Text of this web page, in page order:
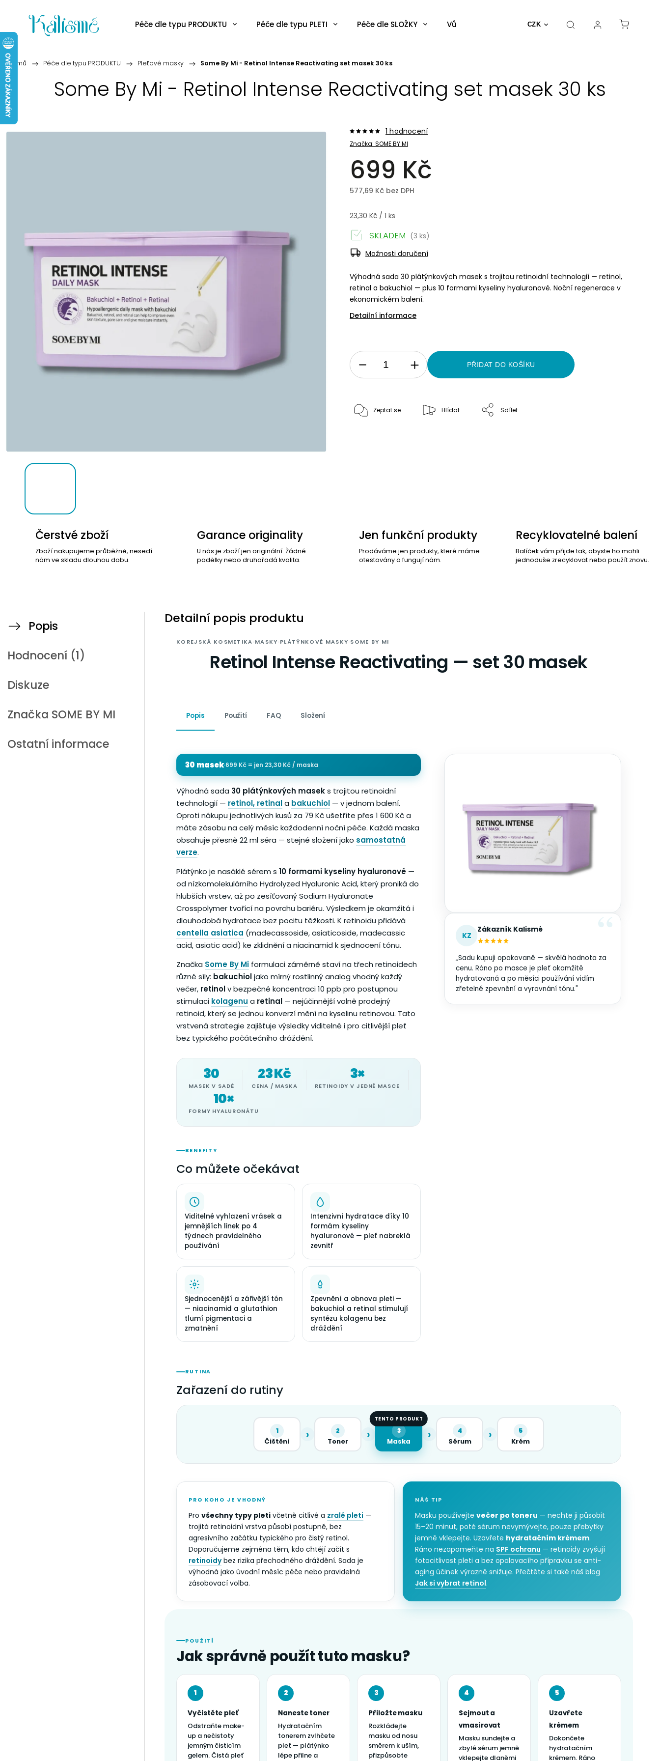
CZK
Péče dle typu PRODUKTU Péče dle typu PLETI Péče dle SLOŽKY Vůně a parfémy Dekorativní kosmetika
Domů / Péče dle typu PRODUKTU / Pleťové masky / Some By Mi - Retinol Intense Reactivating set masek 30 ks
Some By Mi - Retinol Intense Reactivating set masek 30 ks
Značka:SOME BY MI
1 hodnocení
699 Kč
577,69 Kč bez DPH
23,30 Kč / 1 ks
Výhodná sada 30 plátýnkových masek s trojitou retinoidní technologií — retinol,
retinal a bakuchiol — plus 10 formami kyseliny hyaluronové. Noční regenerace v
ekonomickém balení.
Detailní informace
SKLADEM (3 ks)
Možnosti doručení
PŘIDAT DO KOŠÍKU
Zeptat se Hlídat Sdílet
Čerstvé zboží
Zboží nakupujeme průběžně, nesedí
nám ve skladu dlouhou dobu.
Garance originality
U nás je zboží jen originální. Žádné
padělky nebo druhořadá kvalita.
Jen funkční produkty
Prodáváme jen produkty, které máme
otestovány a fungují nám.
Recyklovatelné balení
Balíček vám přijde tak, abyste ho mohli
jednoduše zrecyklovat nebo použít znovu.
Popis
Hodnocení (1)
Diskuze
Značka SOME BY MI
Ostatní informace
Detailní popis produktu
KOREJSKÁ KOSMETIKA·MASKY·PLÁTÝNKOVÉ MASKY·SOME BY MI
Retinol Intense Reactivating — set 30 masek
Popis Použití FAQ Složení
30 masek·699 Kč = jen 23,30 Kč / maska
Výhodná sada 30 plátýnkových maseks trojitou retinoidní
technologií — retinol, retinala bakuchiol — v jednom balení.
Oproti nákupu jednotlivých kusů za 79 Kč ušetříte přes 1 600 Kč a
máte zásobu na celý měsíc každodenní noční péče. Každá maska
obsahuje přesně 22 ml séra — stejné složení jako samostatná
verze.
Plátýnko je nasáklé sérem s 10 formami kyseliny hyaluronové —
od nízkomolekulárního Hydrolyzed Hyaluronic Acid, který proniká do
hlubších vrstev, až po zesíťovaný Sodium Hyaluronate
Crosspolymer tvořící na povrchu bariéru. Výsledkem je okamžitá i
dlouhodobá hydratace bez pocitu těžkosti. K retinoidu přidává
centella asiatica (madecassoside, asiaticoside, madecassic
acid, asiatic acid) ke zklidnění a niacinamid k sjednocení tónu.
Značka Some By Mi formulaci záměrně staví na třech retinoidech
různé síly: bakuchioljako mírný rostlinný analog vhodný každý
večer, retinolv bezpečné koncentraci 10 ppb pro postupnou
stimulaci kolagenu a retinal — nejúčinnější volně prodejný
retinoid, který se jednou konverzí mění na kyselinu retinovou. Tato
vrstvená strategie zajišťuje výsledky viditelné i pro citlivější pleť
bez typického počátečního dráždění.
30
MASEK V SADĚ
23 Kč
CENA / MASKA
3×
RETINOIDY V JEDNÉ MASCE
10×
FORMY HYALURONÁTU
BENEFITY
Co můžete očekávat
Viditelné vyhlazení vrásek a
jemnějších linek po 4
týdnech pravidelného
používání
Intenzivní hydratace díky 10
formám kyseliny
hyaluronové — pleť nabreklá
zevnitř
Sjednocenější a zářivější tón
— niacinamid a glutathion
tlumí pigmentaci a
zmatnění
Zpevnění a obnova pleti —
bakuchiol a retinal stimulují
syntézu kolagenu bez
dráždění
KZ
Zákazník Kalismé
„Sadu kupuji opakovaně — skvělá hodnota za
cenu. Ráno po masce je pleť okamžitě
hydratovaná a po měsíci používání vidím
zřetelné zpevnění a vyrovnání tónu."
RUTINA
Zařazení do rutiny
1
Čištění › 2
Toner › 3
Maska
TENTO PRODUKT
› 4
Sérum › 5
Krém
PRO KOHO JE VHODNÝ
Pro všechny typy pleti včetně citlivé a zralé pleti —
trojitá retinoidní vrstva působí postupně, bez
agresivního začátku typického pro čistý retinol.
Doporučujeme zejména těm, kdo chtějí začít s
retinoidybez rizika přechodného dráždění. Sada je
výhodná jako úvodní měsíc péče nebo pravidelná
zásobovací volba.
NÁŠ TIP
Masku používejte večer po toneru — nechte ji působit
15–20 minut, poté sérum nevymývejte, pouze přebytky
jemně vklepejte. Uzavřete hydratačním krémem.
Ráno nezapomeňte na SPF ochranu — retinoidy zvyšují
fotocitlivost pleti a bez opalovacího přípravku se anti-
aging účinek výrazně snižuje. Přečtěte si také náš blog
Jak si vybrat retinol.
POUŽITÍ
Jak správně použít tuto masku?
1
Vyčistěte pleť
Odstraňte make-
up a nečistoty
jemným čisticím
gelem. Čistá pleť
2
Naneste toner
Hydratačním
tonerem zvlhčete
pleť — plátýnko
lépe přilne a
3
Přiložte masku
Rozkládejte
masku od nosu
směrem k uším,
přizpůsobte
4
Sejmout a
vmasírovat
Masku sundejte a
zbylé sérum jemně
vklepejte dlaněmi
5
Uzavřete
krémem
Dokončete
hydratačním
krémem. Ráno